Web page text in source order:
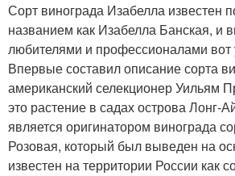
Сорт винограда Изабелла известен
названием как Изабелла Банская, и
любителями и профессионалами вот
Впервые составил описание сорта
американский селекционер Уильям
это растение в садах острова Лонг-
является оригинатором винограда
Розовая, который был выведен на
известен на территории России как